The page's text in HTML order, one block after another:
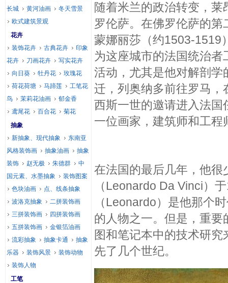
随着米兰的政治转变，
罗伦萨。在佛罗伦萨的
蒙娜丽莎（约1503-1519
为这座城市的法国统治
活动，尤其是他对解剖
迁，列奥纳多前往罗马
西斯一世的邀请进入法
一位画家，建筑师和工程
在法国的最后几年，他
（Leonardo Da Vinci）
（Leonardo）是他那个
的人物之一。但是，重
图和笔记本中的技术研
先了几个世纪。
长城
黄河油画
冬天雪景
欧式建筑景观
花卉
装饰花卉
古典花卉
印象
花卉
刀画花卉
写实花卉
向日葵
牡丹花
玫瑰花
荷花荷塘
马蹄莲
工笔花
鸟
茉莉花油画
郁金香
鸢尾花
百合花
菊花
抽象
新抽象、现代抽象
东南亚
风格装饰画
抽象油画
抽象
装饰
赵无极 朱德群
中
国元素、水墨抽象
装饰图案
色块油画
点、线条抽象
波洛克抽象
二拼装饰画
三拼装饰画
四拼装饰画
五拼装饰画
金银箔油画
流彩抽象
抽象卡通
抽象
乐器
装饰风景
装饰动物
装饰人物
工笔